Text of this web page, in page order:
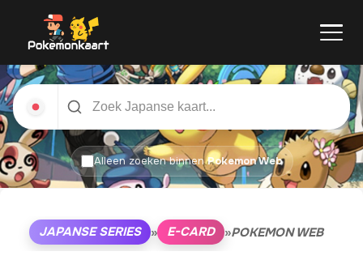
Alleen zoeken binnenPokemon Web
JAPANSE SERIES » E-CARD »POKEMON WEB